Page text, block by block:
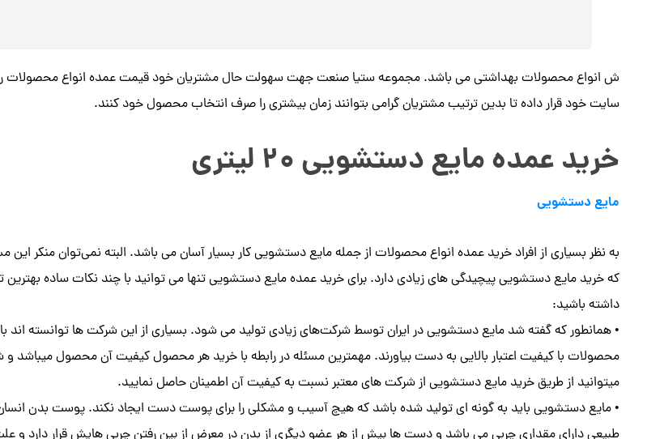
ش انواع محصولات بهداشتی می باشد. مجموعه ستیا صنعت جهت سهولت حال مشتریان خود قیمت عمده انواع محصولات
سایت خود قرار داده تا بدین ترتیب مشتریان گرامی بتوانند زمان بیشتری را صرف انتخاب محصول خود کنند.
خرید عمده مایع دستشویی ۲۰ لیتری
مایع دستشویی
به نظر بسیاری از افراد خرید عمده انواع محصولات از جمله مایع دستشویی کار بسیار آسان می باشد. البته نمی‌توان منکر این
که خرید مایع دستشویی پیچیدگی های زیادی دارد. برای خرید عمده مایع دستشویی تنها می توانید با چند نکات ساده بهترین
داشته باشید:
• همانطور که گفته شد مایع دستشویی در ایران توسط شرکت‌های زیادی تولید می شود. بسیاری از این شرکت ها توانسته اند با
محصولات با کیفیت اعتبار بالایی به دست بیاورند. مهمترین مسئله در رابطه با خرید هر محصول کیفیت آن محصول میباشد و
میتوانید از طریق خرید مایع دستشویی از شرکت های معتبر نسبت به کیفیت آن اطمینان حاصل نمایید.
• مایع دستشویی باید به گونه ای تولید شده باشد که هیچ آسیب و مشکلی را برای پوست دست ایجاد نکند. پوست بدن
طبیعی دارای مقداری چربی می باشد و دست ها بیش از هر عضو دیگری از بدن در معرض از بین رفتن چربی هایش قرار دارد و علت